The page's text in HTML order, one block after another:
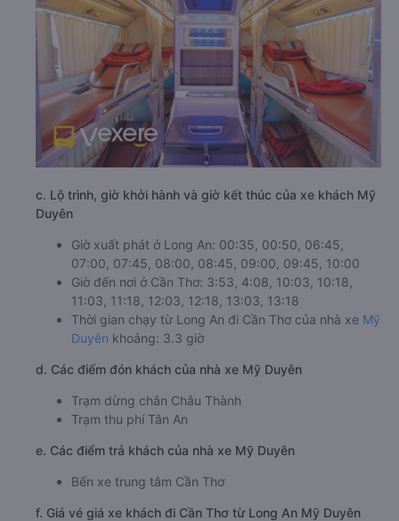
c. Lộ trình, giờ khởi hành và giờ kết thúc của xe khách Mỹ
Duyên
Giờ xuất phát ở Long An: 00:35, 00:50, 06:45,
07:00, 07:45, 08:00, 08:45, 09:00, 09:45, 10:00
Giờ đến nơi ở Cần Thơ: 3:53, 4:08, 10:03, 10:18,
11:03, 11:18, 12:03, 12:18, 13:03, 13:18
Thời gian chạy từ Long An đi Cần Thơ của nhà xe Mỹ
Duyên khoảng: 3.3 giờ
d. Các điểm đón khách của nhà xe Mỹ Duyên
Trạm dừng chân Châu Thành
Trạm thu phí Tân An
e. Các điểm trả khách của nhà xe Mỹ Duyên
Bến xe trung tâm Cần Thơ
f. Giá vé giá xe khách đi Cần Thơ từ Long An Mỹ Duyên